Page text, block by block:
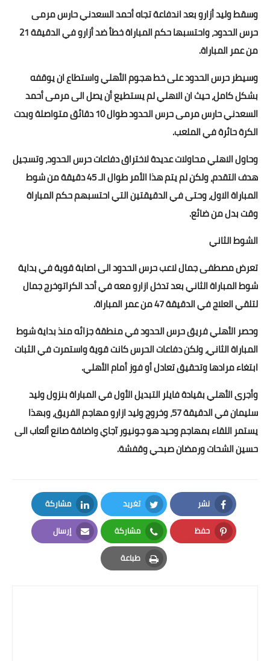
وسقط وليد أزارو بعد اندفاعة تجاه أحمد السعدني حارس مرمى
حرس الحدود، واحتسبها حكم المباراة خطأ ضد أزارو في الدقيقة 21
من عمر المباراة.
وسيطر حرس الحدود على خط هجوم الأهلي واستطاع ان يوقفه
بشكل كامل، حيث ان الاهلي لم يستطيع أن يصل الى مرمى أحمد
السعدني حارس مرمى حرس الحدود طوال 10 دقائق متواصلة وبدت
الكرة حائرة في الملعب.
وحاول الاهلي محاولات عديدة لاختراق دفاعات حرس الحدود، وتسجيل
هدف التقدم، ولكن لم يتم هذا الأمر طوال الـ 45 دقيقة من شوط
المباراة الاول، وحتى في الدقيقتين التي احتسبهم حكم المباراة
وقت بدل من ضائع.
الشوط الثاني
تعرض مصطفى جمال لاعب حرس الحدود الى اصابة قوية في بداية
شوط المباراة الثاني بعد تدخل ازارو معه في أحد الكراتوخرج جمال
لتلقي العلاج في الدقيقة 47 من عمر المباراة.
وحصر الأهلي فريق حرس الحدود في منطقة جزائه منذ بداية شوط
المباراة الثاني، ولكن دفاعات الحرس كانت قوية واستمرت في الثبات
ابتغاء مرادها وتحقيق تعادل أو فوز أمام الأهلي.
وأجرى الأهلي بقيادة فايلر التبديل الأول في المباراة بنزول وليد
سليمان في الدقيقة 57، وخروج وليد ازارو مهاجم الفريق، وبهذا
يستمر اللقاء بمهاجم وحيد هو جونيور آجاي واضافة صانع ألعاب الى
حسين الشحات ورمضان صبحي وقفشة.
نشر
Facebook
تغريد
Twitter
مشاركة
LinkedIn
حفظ
Pinterest
مشاركة
Whatsapp
إرسال
Email
طباعة
Print